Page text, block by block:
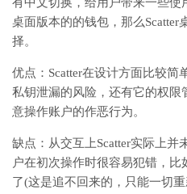
桌面版本的的钱包，那么Scatter
择。
优点：Scatter在设计方面比较
私钥泄漏的风险，还有它的权
意操作账户的作恶行为。
缺点：从交互上Scatter实际上并
户在初次操作时很容易犯错，
了(这是追不回来的，只能一切